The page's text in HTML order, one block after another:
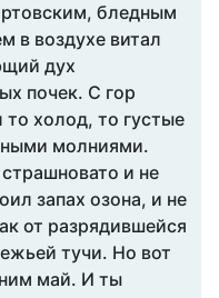
бледным
в воздухе витал
дух
почек. С гор
то холод, то густые
молниями.
и не
запах озона, и не
от разрядившейся
тучи. Но вот
май. И ты